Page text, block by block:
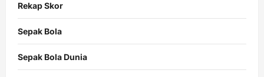
Rekap Skor
Sepak Bola
Sepak Bola Dunia